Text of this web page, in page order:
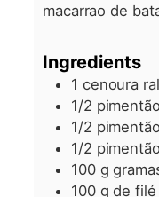
macarrao de
Ingredients
1 cenoura
1/2
1/2
1/2
100 g
100 g de